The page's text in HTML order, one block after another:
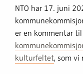
NTO har 17. juni
er en kommentar
kulturfeltet, som vi